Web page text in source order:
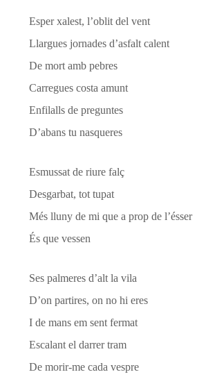
Esper xalest, l’oblit del vent
Llargues jornades d’asfalt calent
De mort amb pebres
Carregues costa amunt
Enfilalls de preguntes
D’abans tu nasqueres
Esmussat de riure falç
Desgarbat, tot tupat
Més lluny de mi que a prop de l’ésser
És que vessen
Ses palmeres d’alt la vila
D’on partires, on no hi eres
I de mans em sent fermat
Escalant el darrer tram
De morir-me cada vespre